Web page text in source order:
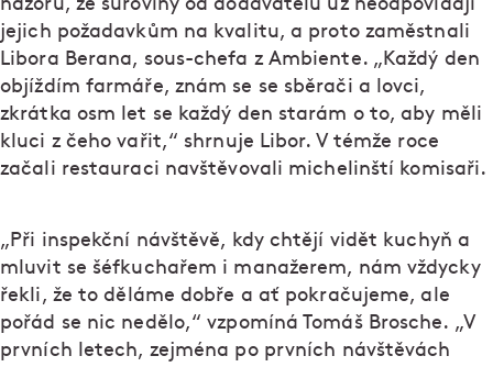
názoru, že suroviny od dodavatelů už neodpovídají
jejich požadavkům na kvalitu, a proto zaměstnali
Libora Berana, sous-chefa z Ambiente. „Každý den
objíždím farmáře, znám se se sběrači a lovci,
zkrátka osm let se každý den starám o to, aby měli
kluci z čeho vařit,“ shrnuje Libor. V témže roce
začali restauraci navštěvovali michelinští komisaři.
„Při inspekční návštěvě, kdy chtějí vidět kuchyň a
mluvit se šéfkuchařem i manažerem, nám vždycky
řekli, že to děláme dobře a ať pokračujeme, ale
pořád se nic nedělo,“ vzpomíná Tomáš Brosche. „V
prvních letech, zejména po prvních návštěvách